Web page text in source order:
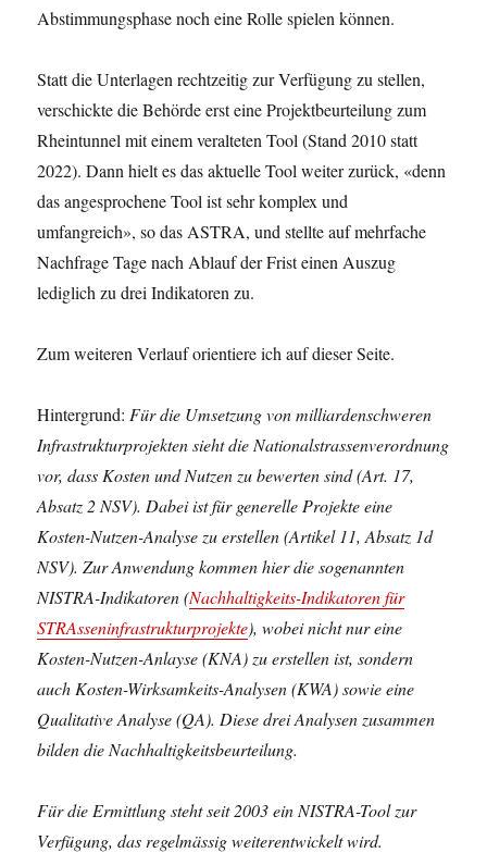
Abstimmungsphase noch eine Rolle spielen können.
Statt die Unterlagen rechtzeitig zur Verfügung zu stellen,
verschickte die Behörde erst eine Projektbeurteilung zum
Rheintunnel mit einem veralteten Tool (Stand 2010 statt
2022). Dann hielt es das aktuelle Tool weiter zurück, «denn
das angesprochene Tool ist sehr komplex und
umfangreich», so das ASTRA, und stellte auf mehrfache
Nachfrage Tage nach Ablauf der Frist einen Auszug
lediglich zu drei Indikatoren zu.
Zum weiteren Verlauf orientiere ich auf dieser Seite.
Hintergrund: Für die Umsetzung von milliardenschweren
Infrastrukturprojekten sieht die Nationalstrassenverordnung
vor, dass Kosten und Nutzen zu bewerten sind (Art. 17,
Absatz 2 NSV). Dabei ist für generelle Projekte eine
Kosten-Nutzen-Analyse zu erstellen (Artikel 11, Absatz 1d
NSV). Zur Anwendung kommen hier die sogenannten
NISTRA-Indikatoren (Nachhaltigkeits-Indikatoren für
STRAsseninfrastrukturprojekte), wobei nicht nur eine
Kosten-Nutzen-Anlayse (KNA) zu erstellen ist, sondern
auch Kosten-Wirksamkeits-Analysen (KWA) sowie eine
Qualitative Analyse (QA). Diese drei Analysen zusammen
bilden die Nachhaltigkeitsbeurteilung.
Für die Ermittlung steht seit 2003 ein NISTRA-Tool zur
Verfügung, das regelmässig weiterentwickelt wird.